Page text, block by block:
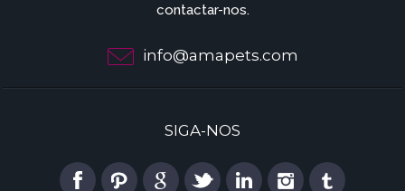
contactar-nos.
info@amapets.com
SIGA-NOS